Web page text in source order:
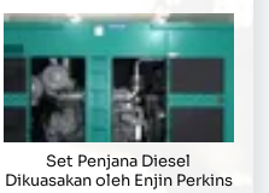
Set Penjana Diesel
Dikuasakan oleh Enjin Perkins